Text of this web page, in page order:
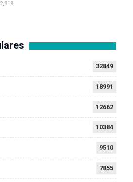
32849
18991
12662
10384
9510
7855